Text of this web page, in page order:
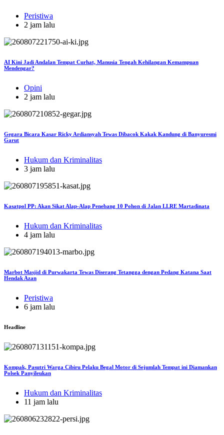
Peristiwa
2 jam lalu
AI Kini Jadi Andalan Tempat Curhat, Manusia Tengah Kehilangan Kemampuan
Mendengar?
Opini
2 jam lalu
Gegara Bicara Kasar Ricky Ardiansyah Tewas Dibacok Kakak Kandung di Banyuresmi
Garut
Hukum dan Kriminalitas
3 jam lalu
Kasatpol PP: Akan Sikat Alap-Alap Penebang 10 Pohon di Jalan LLRE Martadinata
Hukum dan Kriminalitas
4 jam lalu
Marbot Masjid di Purwakarta Tewas Diserang Tetangga dengan Pedang Katana Saat
Hendak Azan
Peristiwa
6 jam lalu
Headline
Kompak, Pasutri Warga Cibiru Pelaku Begal Motor di Sejumlah Tempat ini Diamankan
Polsek Panyileukan
Hukum dan Kriminalitas
11 jam lalu